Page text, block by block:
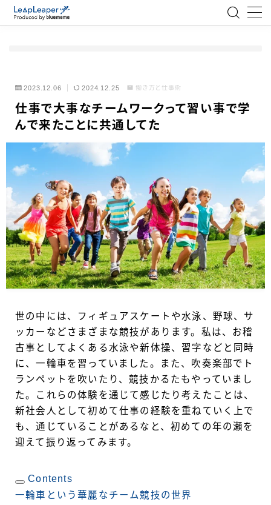
エンジニア
アジャイル
テクノロジー
BlueMeme
2023.12.06 2024.12.25 働き方と仕事術
仕事で大事なチームワークって習い事で学
んで来たことに共通してた
世の中には、フィギュアスケートや水泳、野球、サ
ッカーなどさまざまな競技があります。私は、お稽
古事としてよくある水泳や新体操、習字などと同時
に、一輪車を習っていました。また、吹奏楽部でト
ランペットを吹いたり、競技かるたもやっていまし
た。これらの体験を通じて感じたり考えたことは、
新社会人として初めて仕事の経験を重ねていく上で
も、通じていることがあるなと、初めての年の瀬を
迎えて振り返ってみます。
Contents
一輪車という華麗なチーム競技の世界